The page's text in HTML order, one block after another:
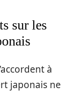
sur les
à
japonais ne